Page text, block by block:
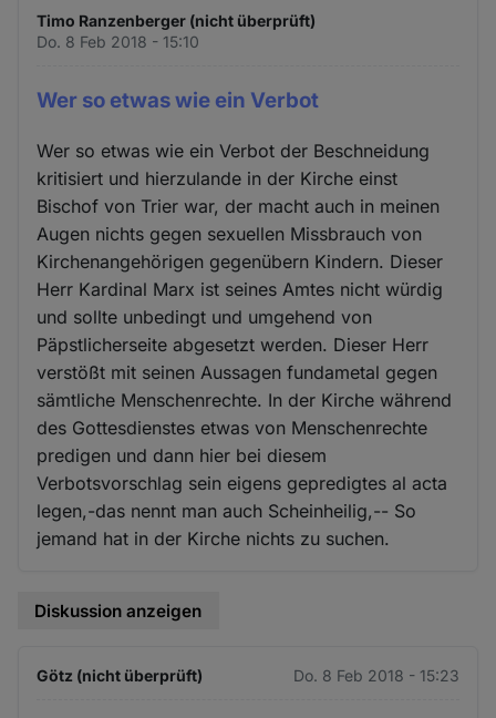
Timo Ranzenberger (nicht überprüft)
Do. 8 Feb 2018 - 15:10
Wer so etwas wie ein Verbot
Wer so etwas wie ein Verbot der Beschneidung
kritisiert und hierzulande in der Kirche einst
Bischof von Trier war, der macht auch in meinen
Augen nichts gegen sexuellen Missbrauch von
Kirchenangehörigen gegenübern Kindern. Dieser
Herr Kardinal Marx ist seines Amtes nicht würdig
und sollte unbedingt und umgehend von
Päpstlicherseite abgesetzt werden. Dieser Herr
verstößt mit seinen Aussagen fundametal gegen
sämtliche Menschenrechte. In der Kirche während
des Gottesdienstes etwas von Menschenrechte
predigen und dann hier bei diesem
Verbotsvorschlag sein eigens gepredigtes al acta
legen,-das nennt man auch Scheinheilig,-- So
jemand hat in der Kirche nichts zu suchen.
Diskussion anzeigen
Götz (nicht überprüft) Do. 8 Feb 2018 - 15:23